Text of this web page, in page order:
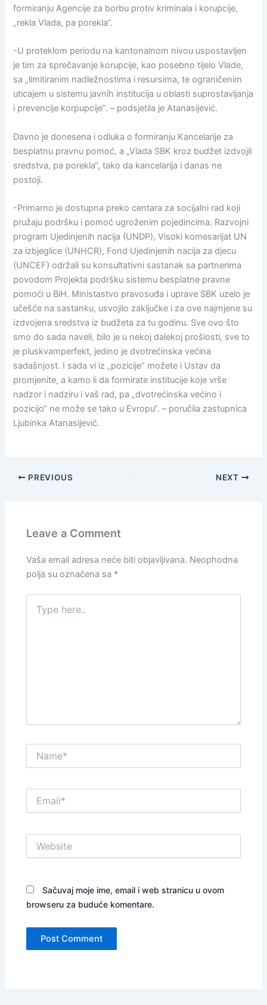
formiranju Agencije za borbu protiv kriminala i korupcije,
„rekla Vlada, pa porekla“.
-U proteklom periodu na kantonalnom nivou uspostavljen
je tim za sprečavanje korupcije, kao posebno tijelo Vlade,
sa „limitiranim nadležnostima i resursima, te ograničenim
uticajem u sistemu javnih institucija u oblasti suprostavljanja
i prevencije korpupcije“. – podsjetila je Atanasijević.
Davno je donesena i odluka o formiranju Kancelarije za
besplatnu pravnu pomoć, a „Vlada SBK kroz budžet izdvojil
sredstva, pa porekla“, tako da kancelarija i danas ne
postoji.
-Primarno je dostupna preko centara za socijalni rad koji
pružaju podršku i pomoć ugroženim pojedincima. Razvojni
program Ujedinjenih nacija (UNDP), Visoki komesarijat UN
za izbjeglice (UNHCR), Fond Ujedinjenih nacija za djecu
(UNCEF) održali su konsultativni sastanak sa partnerima
povodom Projekta podršku sistemu besplatne pravne
pomoći u BiH. Ministastvo pravosuđa i uprave SBK uzelo je
učešće na sastanku, usvojilo zaključke i za ove najmjene su
izdvojena sredstva iz budžeta za tu godinu. Sve ovo što
smo do sada naveli, bilo je u nekoj dalekoj prošlosti, sve to
je pluskvamperfekt, jedino je dvotrećinska većina
sadašnjost. I sada vi iz „pozicije“ možete i Ustav da
promjenite, a kamo li da formirate institucije koje vrše
nadzor i nadziru i vaš rad, pa „dvotrećinska većino i
pozicijo“ ne može se tako u Evropu“. – poručila zastupnica
Ljubinka Atanasijević.
PREVIOUS NEXT
Leave a Comment
Vaša email adresa neće biti objavljivana. Neophodna
polja su označena sa *
here..
Sačuvaj moje ime, email i web stranicu u ovom
browseru za buduće komentare.